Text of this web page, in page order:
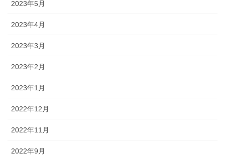
2023年5月
2023年4月
2023年3月
2023年2月
2023年1月
2022年12月
2022年11月
2022年9月